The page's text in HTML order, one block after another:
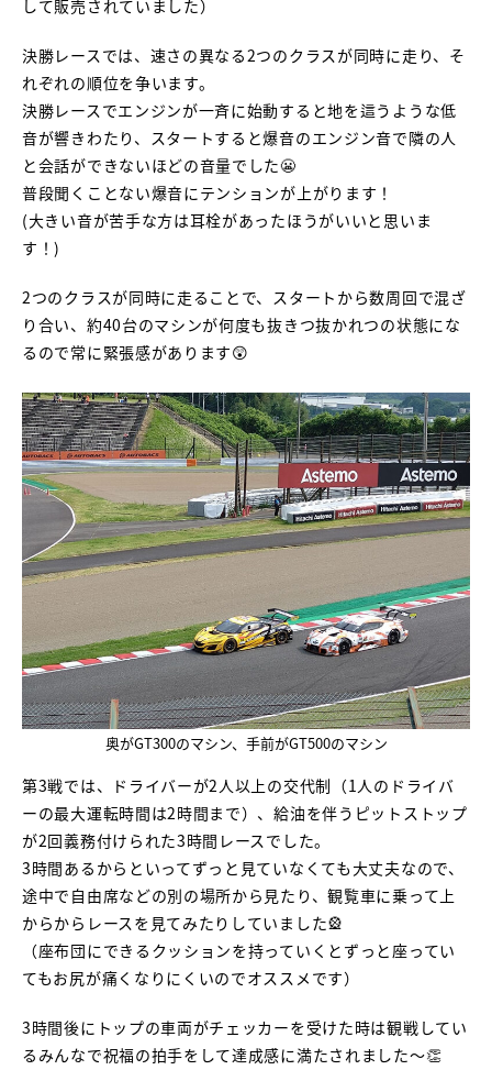
して販売されていました）
決勝レースでは、速さの異なる2つのクラスが同時に走り、そ
れぞれの順位を争います。
決勝レースでエンジンが一斉に始動すると地を這うような低
音が響きわたり、スタートすると爆音のエンジン音で隣の人
と会話ができないほどの音量でした😬
普段聞くことない爆音にテンションが上がります！
(大きい音が苦手な方は耳栓があったほうがいいと思いま
す！)
2つのクラスが同時に走ることで、スタートから数周回で混ざ
り合い、約40台のマシンが何度も抜きつ抜かれつの状態にな
るので常に緊張感があります😲
奥がGT300のマシン、手前がGT500のマシン
第3戦では、ドライバーが2人以上の交代制（1人のドライバ
ーの最大運転時間は2時間まで）、給油を伴うピットストップ
が2回義務付けられた3時間レースでした。
3時間あるからといってずっと見ていなくても大丈夫なので、
途中で自由席などの別の場所から見たり、観覧車に乗って上
からからレースを見てみたりしていました🎡
（座布団にできるクッションを持っていくとずっと座ってい
てもお尻が痛くなりにくいのでオススメです）
3時間後にトップの車両がチェッカーを受けた時は観戦してい
るみんなで祝福の拍手をして達成感に満たされました～👏